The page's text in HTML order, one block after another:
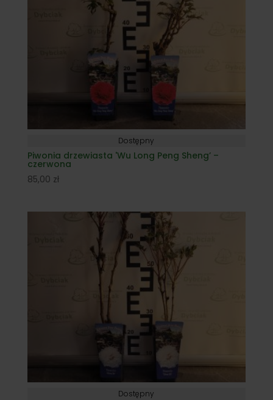
Dostępny
Piwonia drzewiasta 'Wu Long Peng Sheng’ –
czerwona
85,00 zł
Dostępny